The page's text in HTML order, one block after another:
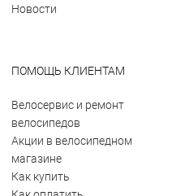
Новости
ПОМОЩЬ КЛИЕНТАМ
Велосервис и ремонт
велосипедов
Акции в велосипедном
магазине
Как купить